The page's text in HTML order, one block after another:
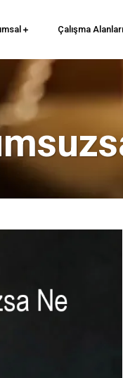
Çalışma